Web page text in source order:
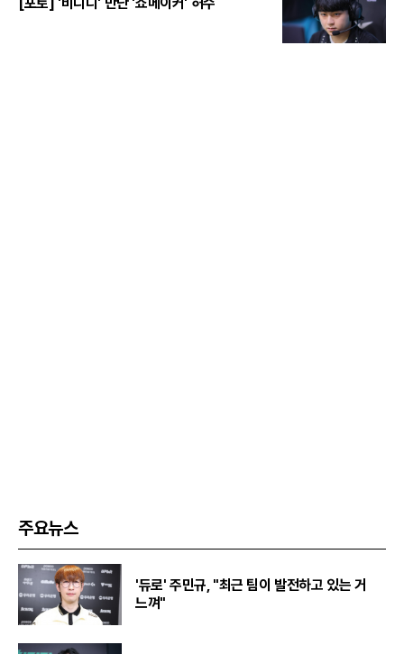
주요뉴스
'듀로' 주민규, "최근 팀이 발전하고 있는 거
느껴"